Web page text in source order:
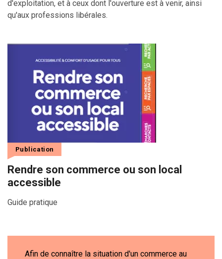
d'exploitation, et à ceux dont l'ouverture est à venir, ainsi
qu'aux professions libérales.
Rendre son commerce ou son local
accessible
Publication
Guide pratique
Afin de connaître la situation d'un commerce au